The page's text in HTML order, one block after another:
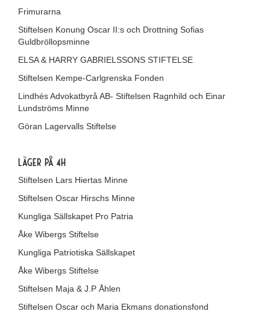
Frimurarna
Stiftelsen Konung Oscar II:s och Drottning Sofias
Guldbröllopsminne
ELSA & HARRY GABRIELSSONS STIFTELSE
Stiftelsen Kempe-Carlgrenska Fonden
Lindhés Advokatbyrå AB- Stiftelsen Ragnhild och Einar
Lundströms Minne
Göran Lagervalls Stiftelse
Läger på 4H
Stiftelsen Lars Hiertas Minne
Stiftelsen Oscar Hirschs Minne
Kungliga Sällskapet Pro Patria
Åke Wibergs Stiftelse
Kungliga Patriotiska Sällskapet
Åke Wibergs Stiftelse
Stiftelsen Maja & J.P Åhlen
Stiftelsen Oscar och Maria Ekmans donationsfond